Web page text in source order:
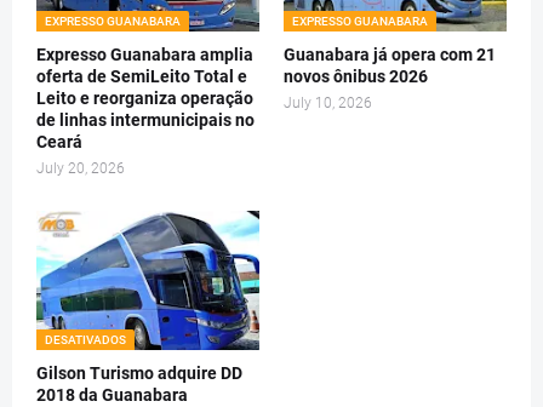
EXPRESSO GUANABARA
Expresso Guanabara amplia
oferta de SemiLeito Total e
Leito e reorganiza operação
de linhas intermunicipais no
Ceará
July 20, 2026
EXPRESSO GUANABARA
Guanabara já opera com 21
novos ônibus 2026
July 10, 2026
DESATIVADOS
Gilson Turismo adquire DD
2018 da Guanabara